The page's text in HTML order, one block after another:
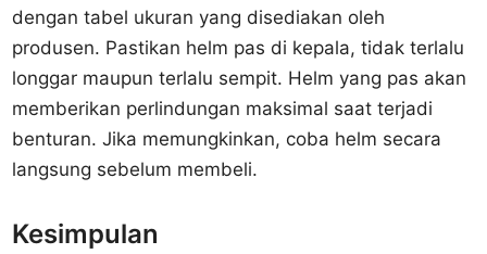
dengan tabel ukuran yang disediakan oleh
produsen. Pastikan helm pas di kepala, tidak terlalu
longgar maupun terlalu sempit. Helm yang pas akan
memberikan perlindungan maksimal saat terjadi
benturan. Jika memungkinkan, coba helm secara
langsung sebelum membeli.
Kesimpulan